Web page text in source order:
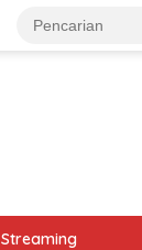
Streaming